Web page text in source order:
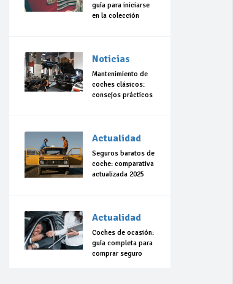
Jul 23,
La 42ª Subida a
Vejer comienza
a perfilarse
con el sueño de
organizar una
carrera en
guía para iniciarse
en la colección
Noticias
Mantenimiento de
coches clásicos:
consejos prácticos
Actualidad
Seguros baratos de
coche: comparativa
actualizada 2025
Actualidad
Coches de ocasión:
guía completa para
comprar seguro